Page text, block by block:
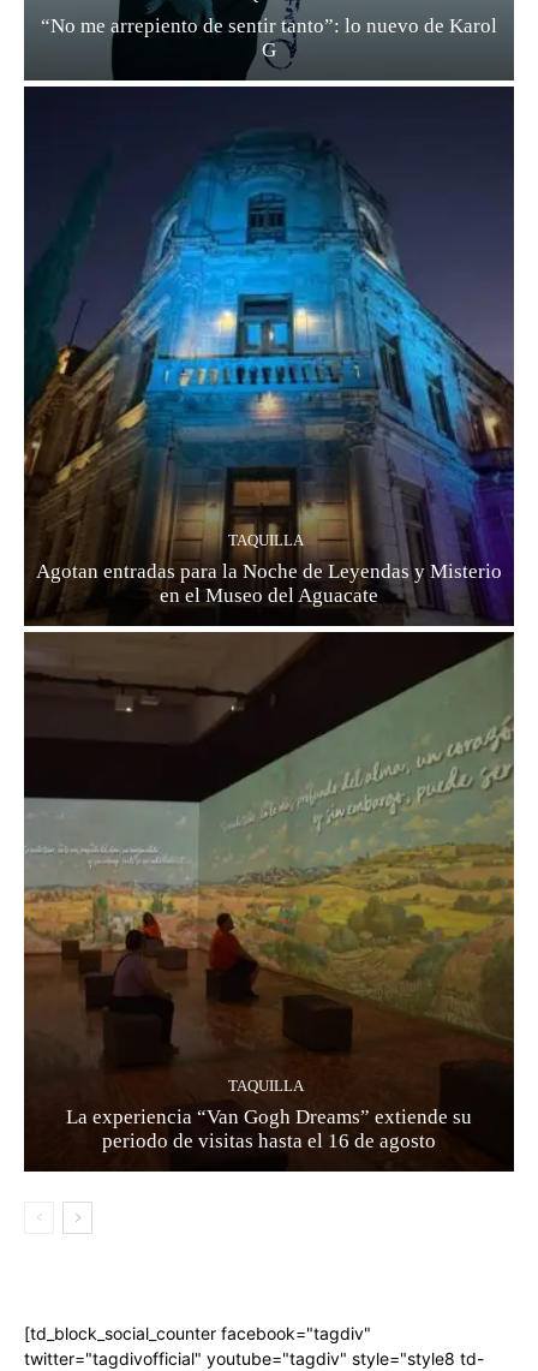
“No me arrepiento de sentir tanto”: lo nuevo de Karol
G
TAQUILLA
Agotan entradas para la Noche de Leyendas y Misterio
en el Museo del Aguacate
TAQUILLA
La experiencia “Van Gogh Dreams” extiende su
periodo de visitas hasta el 16 de agosto
[td_block_social_counter facebook="tagdiv"
twitter="tagdivofficial" youtube="tagdiv" style="style8 td-